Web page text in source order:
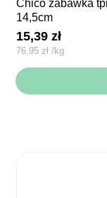
chico zabawka tpr ring z uchwytem do przeciągania
14,5cm
15,39zł
76,95zł /kg